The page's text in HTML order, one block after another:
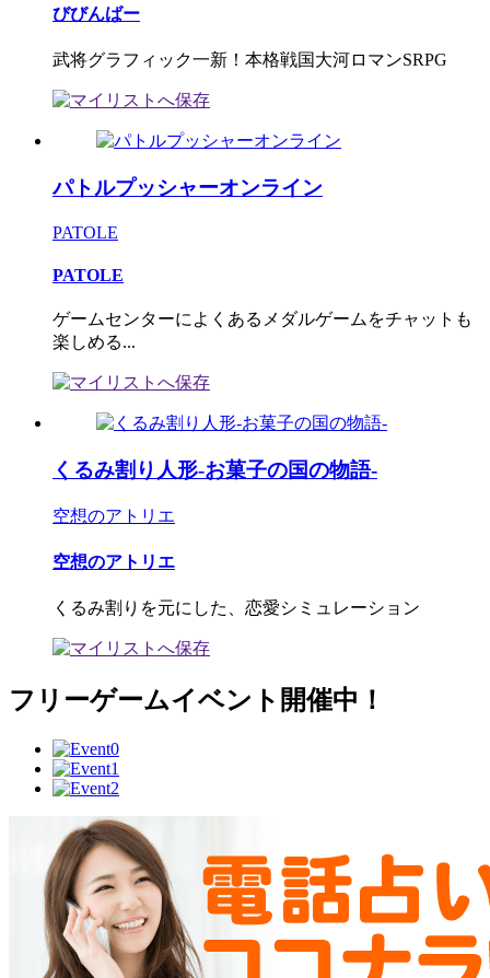
びびんばー
武将グラフィック一新！本格戦国大河ロマンSRPG
パトルプッシャーオンライン
PATOLE
PATOLE
ゲームセンターによくあるメダルゲームをチャットも
楽しめる...
くるみ割り人形-お菓子の国の物語-
空想のアトリエ
空想のアトリエ
くるみ割りを元にした、恋愛シミュレーション
フリーゲームイベント開催中！